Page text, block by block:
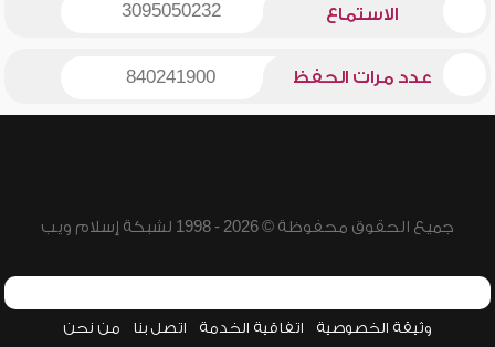
الاستماع 3095050232
عدد مرات الحفظ 840241900
جميع الحقوق محفوظة © 2026 - 1998 لشبكة إسلام ويب
وثيقة الخصوصية اتفاقية الخدمة اتصل بنا من نحن